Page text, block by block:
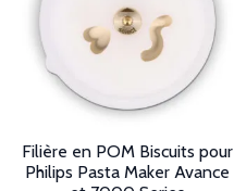
Filière en POM Biscuits pour
Philips Pasta Maker Avance